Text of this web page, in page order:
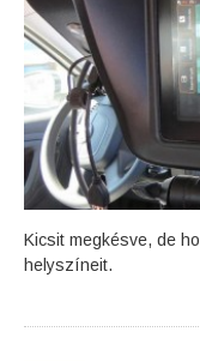
Kicsit megkésve, de
helyszíneit.